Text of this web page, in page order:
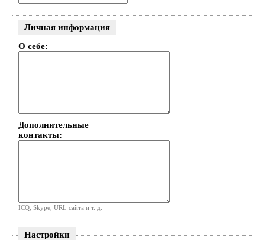
Личная информация
О себе:
Дополнительные
контакты:
ICQ, Skype, URL сайта и т. д.
Настройки